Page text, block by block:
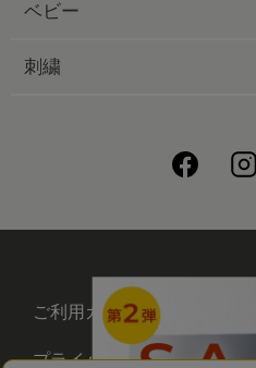
ベビー
刺繍
ご利用ガイド
プライバシーポリシー